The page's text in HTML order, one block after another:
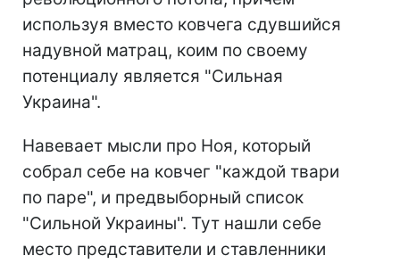
используя вместо ковчега сдувшийся
надувной матрац, коим по своему
потенциалу является "Сильная
Украина".
Навевает мысли про Ноя, который
собрал себе на ковчег "каждой твари
по паре", и предвыборный список
"Сильной Украины". Тут нашли себе
место представители и ставленники